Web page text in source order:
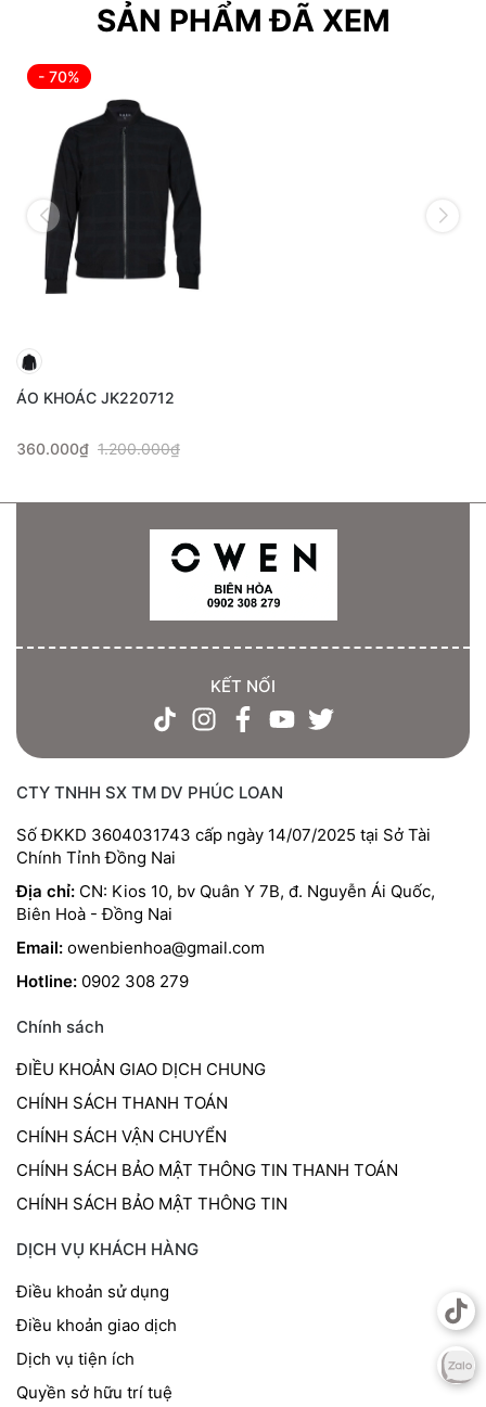
SẢN PHẨM ĐÃ XEM
- 70%
ÁO KHOÁC JK220712
360.000₫ 1.200.000₫
KẾT NỐI
CTY TNHH SX TM DV PHÚC LOAN
Số ĐKKD 3604031743 cấp ngày 14/07/2025 tại Sở Tài
Chính Tỉnh Đồng Nai
Địa chỉ: CN: Kios 10, bv Quân Y 7B, đ. Nguyễn Ái Quốc,
Biên Hoà - Đồng Nai
Email: owenbienhoa@gmail.com
Hotline: 0902 308 279
Chính sách
ĐIỀU KHOẢN GIAO DỊCH CHUNG
CHÍNH SÁCH THANH TOÁN
CHÍNH SÁCH VẬN CHUYỂN
CHÍNH SÁCH BẢO MẬT THÔNG TIN THANH TOÁN
CHÍNH SÁCH BẢO MẬT THÔNG TIN
DỊCH VỤ KHÁCH HÀNG
Điều khoản sử dụng
Điều khoản giao dịch
Dịch vụ tiện ích
Quyền sở hữu trí tuệ